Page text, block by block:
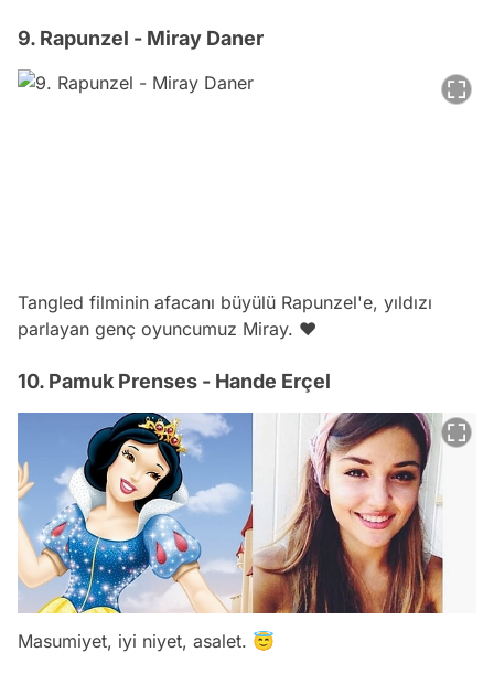
9. Rapunzel - Miray Daner
Tangled filminin afacanı büyülü Rapunzel'e, yıldızı
parlayan genç oyuncumuz Miray. ❤
10. Pamuk Prenses - Hande Erçel
Masumiyet, iyi niyet, asalet. 😇